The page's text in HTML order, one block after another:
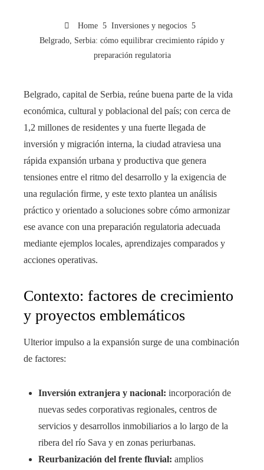
Home
Inversiones y negocios
Belgrado, Serbia: cómo equilibrar crecimiento rápido y
preparación regulatoria
Belgrado, capital de Serbia, reúne buena parte de la vida
económica, cultural y poblacional del país; con cerca de
1,2 millones de residentes y una fuerte llegada de
inversión y migración interna, la ciudad atraviesa una
rápida expansión urbana y productiva que genera
tensiones entre el ritmo del desarrollo y la exigencia de
una regulación firme, y este texto plantea un análisis
práctico y orientado a soluciones sobre cómo armonizar
ese avance con una preparación regulatoria adecuada
mediante ejemplos locales, aprendizajes comparados y
acciones operativas.
Contexto: factores de crecimiento
y proyectos emblemáticos
Ulterior impulso a la expansión surge de una combinación
de factores:
Inversión extranjera y nacional: incorporación de
nuevas sedes corporativas regionales, centros de
servicios y desarrollos inmobiliarios a lo largo de la
ribera del río Sava y en zonas periurbanas.
Reurbanización del frente fluvial: amplios